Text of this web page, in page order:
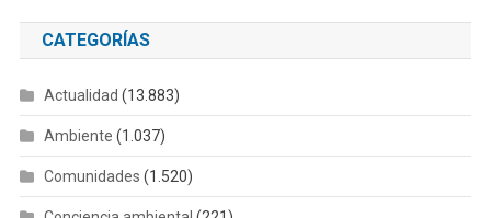
CATEGORÍAS
Actualidad (13.883)
Ambiente (1.037)
Comunidades (1.520)